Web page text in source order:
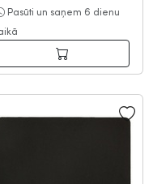
Pasūti un saņem 6 dienu